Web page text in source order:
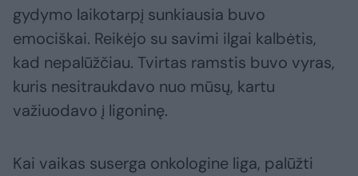
gydymo laikotarpį sunkiausia buvo
emociškai. Reikėjo su savimi ilgai kalbėtis,
kad nepalūžčiau. Tvirtas ramstis buvo vyras,
kuris nesitraukdavo nuo mūsų, kartu
važiuodavo į ligoninę.
Kai vaikas suserga onkologine liga, palūžti